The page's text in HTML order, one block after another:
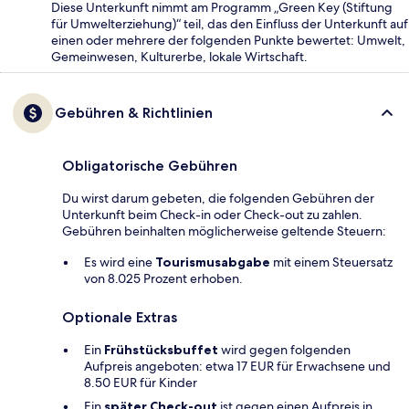
Diese Unterkunft nimmt am Programm „Green Key (Stiftung
für Umwelterziehung)“ teil, das den Einfluss der Unterkunft auf
einen oder mehrere der folgenden Punkte bewertet: Umwelt,
Gemeinwesen, Kulturerbe, lokale Wirtschaft.
Gebühren & Richtlinien
Obligatorische Gebühren
Du wirst darum gebeten, die folgenden Gebühren der
Unterkunft beim Check-in oder Check-out zu zahlen.
Gebühren beinhalten möglicherweise geltende Steuern:
Es wird eine Tourismusabgabe mit einem Steuersatz
von 8.025 Prozent erhoben.
Optionale Extras
Ein Frühstücksbuffet wird gegen folgenden
Aufpreis angeboten: etwa 17 EUR für Erwachsene und
8.50 EUR für Kinder